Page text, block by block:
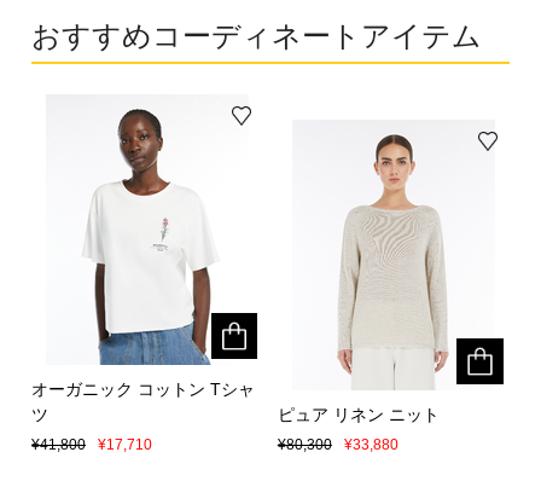
おすすめコーディネートアイテム
オーガニック コットン Tシャ
ツ
¥41,800 ¥17,710
オーガニック コットン Tシャ
ツ
¥41,800 ¥17,710
ピュア リネン ニット
¥80,300 ¥33,880
ピュア リネン ニット
¥80,300 ¥33,880